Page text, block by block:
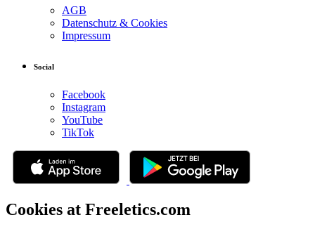
AGB
Datenschutz & Cookies
Impressum
Social
Facebook
Instagram
YouTube
TikTok
Cookies at Freeletics.com